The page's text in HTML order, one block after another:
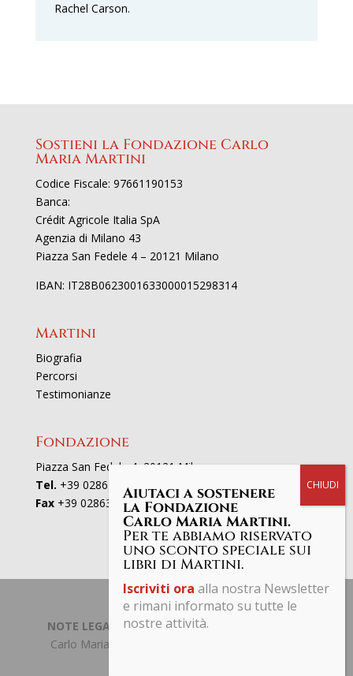
Rachel Carson.
Sostieni la Fondazione Carlo
Maria Martini
Codice Fiscale: 97661190153
Banca:
Crédit Agricole Italia SpA
Agenzia di Milano 43
Piazza San Fedele 4 – 20121 Milano
IBAN: IT28B0623001633000015298314
Martini
Biografia
Percorsi
Testimonianze
Fondazione
Piazza San Fedele 4, 20121 Milano
Tel. +39 02863521
Fax+39 0286352801
NOTE LEGALI | PRIVACY POLICY
Carlo Maria Martini C.F. 97661190153 Tutti i diritti
Aiutaci a sostenere
la Fondazione
Carlo Maria Martini.
Per te abbiamo riservato
uno sconto speciale sui
libri di Martini.
Iscriviti ora alla nostra Newsletter
e rimani informato su tutte le
nostre attività.